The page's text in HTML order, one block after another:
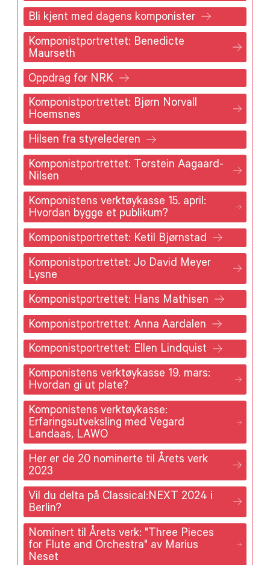
Bli kjent med dagens komponister
Komponistportrettet: Benedicte
Maurseth
Oppdrag for NRK
Komponistportrettet: Bjørn Norvall
Hoemsnes
Hilsen fra styrelederen
Komponistportrettet: Torstein Aagaard-
Nilsen
Komponistens verktøykasse 15. april:
Hvordan bygge et publikum?
Komponistportrettet: Ketil Bjørnstad
Komponistportrettet: Jo David Meyer
Lysne
Komponistportrettet: Hans Mathisen
Komponistportrettet: Anna Aardalen
Komponistportrettet: Ellen Lindquist
Komponistens verktøykasse 19. mars:
Hvordan gi ut plate?
Komponistens verktøykasse:
Erfaringsutveksling med Vegard
Landaas, LAWO
Her er de 20 nominerte til Årets verk
2023
Vil du delta på Classical:NEXT 2024 i
Berlin?
Nominert til Årets verk: "Three Pieces
for Flute and Orchestra" av Marius
Neset